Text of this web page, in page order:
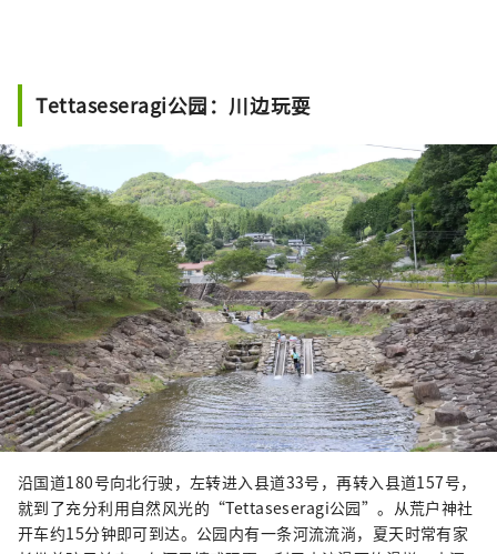
Tettaseseragi公园：川边玩耍
沿国道180号向北行驶，左转进入县道33号，再转入县道157号，
就到了充分利用自然风光的“Tettaseseragi公园”。从荒户神社
开车约15分钟即可到达。公园内有一条河流流淌，夏天时常有家